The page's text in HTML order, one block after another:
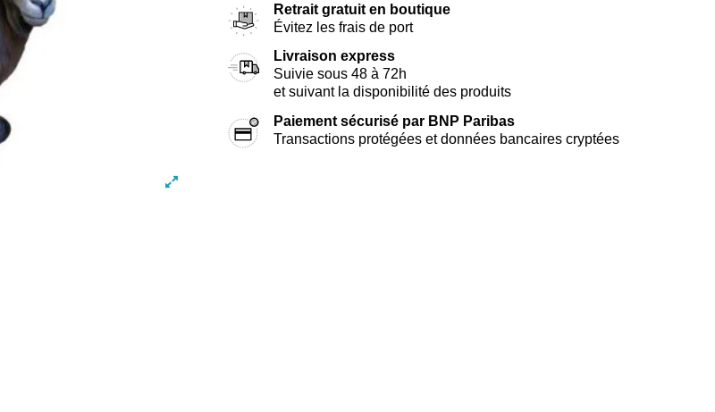
Retrait gratuit en boutique
Évitez les frais de port
Livraison express
Suivie sous 48 à 72h
et suivant la disponibilité des produits
Paiement sécurisé par BNP Paribas
Transactions protégées et données bancaires cryptées